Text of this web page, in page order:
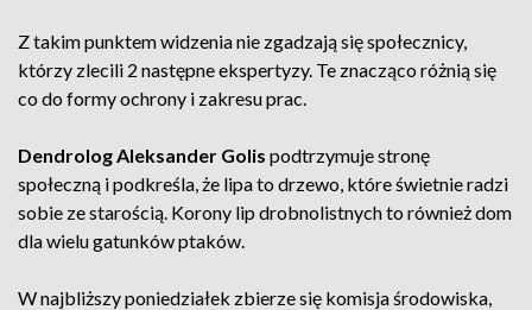
Z takim punktem widzenia nie zgadzają się społecznicy,
którzy zlecili 2 następne ekspertyzy. Te znacząco różnią się
co do formy ochrony i zakresu prac.
Dendrolog Aleksander Golis podtrzymuje stronę
społeczną i podkreśla, że lipa to drzewo, które świetnie radzi
sobie ze starością. Korony lip drobnolistnych to również dom
dla wielu gatunków ptaków.
W najbliższy poniedziałek zbierze się komisja środowiska,